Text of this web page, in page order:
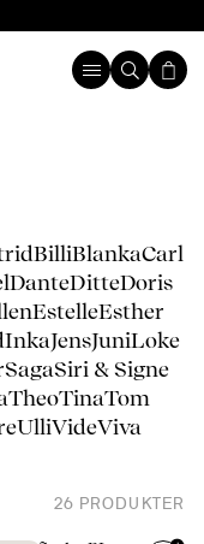
BilliBlankaCarl
DanteDitteDoris
EstelleEsther
InkaJensJuniLoke
SagaSiri & Signe
TheoTinaTom
UlliVideViva
26 PRODUKTER